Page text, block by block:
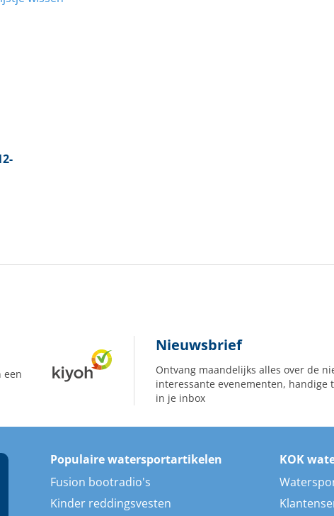
een
Nieuwsbrief
Ontvang maandelijks alles over de
interessante evenementen,
in je inbox
Populaire watersportartikelen
Fusion bootradio's
Kinder reddingsvesten
KOK